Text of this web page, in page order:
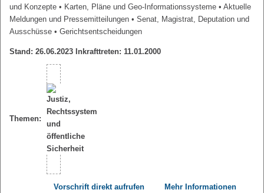
und Konzepte • Karten, Pläne und Geo-Informationssysteme • Aktuelle
Meldungen und Pressemitteilungen • Senat, Magistrat, Deputation und
Ausschüsse • Gerichtsentscheidungen
Stand: 26.06.2023 Inkrafttreten: 11.01.2000
Themen:
Vorschrift direkt aufrufen Mehr Informationen